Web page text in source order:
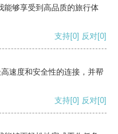
能够享受到高品质的旅行体
支持[0] 反对[0]
速度和安全性的连接，并帮
支持[0] 反对[0]